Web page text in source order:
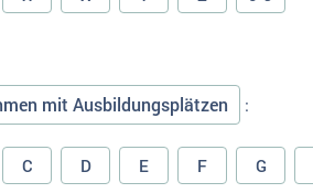
mit Ausbildungsplätzen :
C D E F G